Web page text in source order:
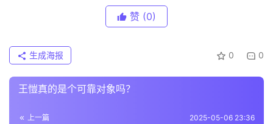
赞 (0)
0 0
生成海报
王愷真的是个可靠对象吗？
上一篇 2025-05-06 23:36